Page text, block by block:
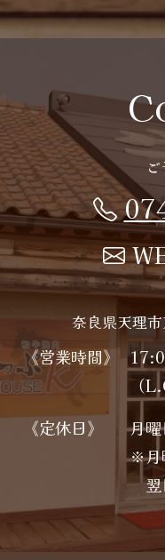
奈良県天理
《営業時間》
（
《定休日》
月
※月